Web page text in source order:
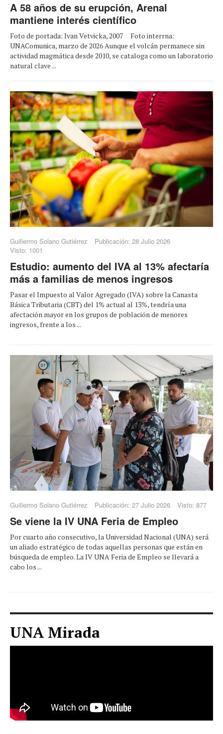
A 58 años de su erupción, Arenal
mantiene interés científico
Foto de portada: Ivan Vetvicka, 2007 Foto interrna:
UNAComunica, marzo de 2026 Aunque el volcán permanece sin
actividad magmática desde 2010, se cataloga como un laboratorio
natural clave ...
Guillermo Solano Gutiérrez
Publicación: 28 Julio 2026
Visto: 1001
Estudio: aumento del IVA al 13% afectaría
más a familias de menos ingresos
Pasar el Impuesto al Valor Agregado (IVA) sobre la Canasta
Básica Tributaria (CBT) del 1% actual al 13%, tendría una
afectación mayor en los grupos de población de menores
ingresos, frente a los ...
Guillermo Solano Gutiérrez Publicación: 27 Julio 2026 Visto: 877
Se viene la IV UNA Feria de Empleo
Por cuarto año consecutivo, la Universidad Nacional (UNA) será
un aliado estratégico de todas aquellas personas que están en
búsqueda de empleo. La IV UNA Feria de Empleo se llevará a
cabo los ...
UNA Mirada